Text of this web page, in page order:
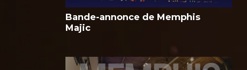
Bande-annonce de Memphis
Majic